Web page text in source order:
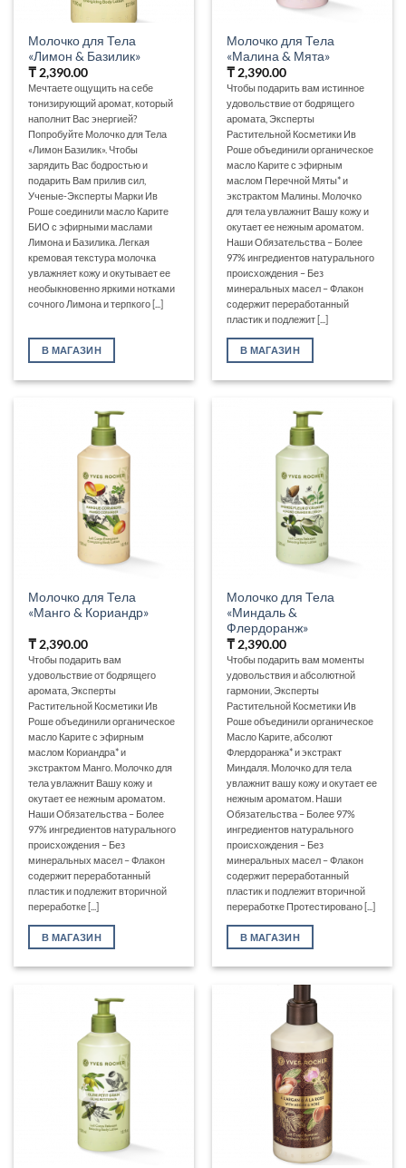
Молочко для Тела
«Лимон & Базилик»
₸2,390.00
Мечтаете ощущить на себе
тонизирующий аромат, который
наполнит Вас энергией?
Попробуйте Молочко для Тела
«Лимон Базилик». Чтобы
зарядить Вас бодростью и
подарить Вам прилив сил,
Ученые-Эксперты Марки Ив
Роше соединили масло Карите
БИО с эфирными маслами
Лимона и Базилика. Легкая
кремовая текстура молочка
увлажняет кожу и окутывает ее
необыкновенно яркими нотками
сочного Лимона и терпкого [...]
В МАГАЗИН
Молочко для Тела
«Малина & Мята»
₸2,390.00
Чтобы подарить вам истинное
удовольствие от бодрящего
аромата, Эксперты
Растительной Косметики Ив
Роше объединили органическое
масло Карите с эфирным
маслом Перечной Мяты* и
экстрактом Малины. Молочко
для тела увлажнит Вашу кожу и
окутает ее нежным ароматом.
Наши Обязательства – Более
97% ингредиентов натурального
происхождения – Без
минеральных масел – Флакон
содержит переработанный
пластик и подлежит [...]
В МАГАЗИН
Молочко для Тела
«Манго & Кориандр»
₸ 2,390.00
Чтобы подарить вам
удовольствие от бодрящего
аромата, Эксперты
Растительной Косметики Ив
Роше объединили органическое
масло Карите с эфирным
маслом Кориандра* и
экстрактом Манго. Молочко для
тела увлажнит Вашу кожу и
окутает ее нежным ароматом.
Наши Обязательства – Более
97% ингредиентов натурального
происхождения – Без
минеральных масел – Флакон
содержит переработанный
пластик и подлежит вторичной
переработке [...]
В МАГАЗИН
Молочко для Тела
«Миндаль &
Флердоранж»
₸ 2,390.00
Чтобы подарить вам моменты
удовольствия и абсолютной
гармонии, Эксперты
Растительной Косметики Ив
Роше объединили органическое
Масло Карите, абсолют
Флердоранжа* и экстракт
Миндаля. Молочко для тела
увлажнит вашу кожу и окутает ее
нежным ароматом. Наши
Обязательства – Более 97%
ингредиентов натурального
происхождения – Без
минеральных масел – Флакон
содержит переработанный
пластик и подлежит вторичной
переработке Протестировано [...]
В МАГАЗИН